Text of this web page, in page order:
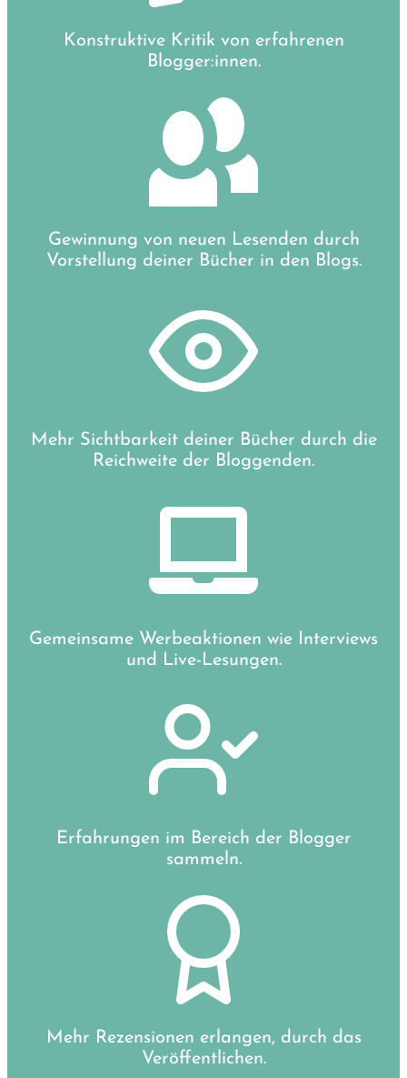
Konstruktive Kritik von erfahrenen
Blogger:innen.
Gewinnung von neuen Lesenden durch
Vorstellung deiner Bücher in den Blogs.
Mehr Sichtbarkeit deiner Bücher durch die
Reichweite der Bloggenden.
Gemeinsame Werbeaktionen wie Interviews
und Live-Lesungen.
Erfahrungen im Bereich der Blogger
sammeln.
Mehr Rezensionen erlangen, durch das
Veröffentlichen.